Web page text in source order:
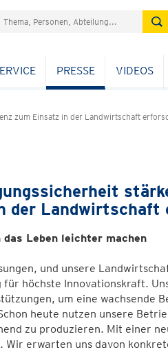
Suchefeld
PRESSE VIDEOS
zum Einsatz in der Landwirtschaft
der Landwirtschaft
Leben leichter machen
und unsere
höchste Innovationskraft.
um eine wachsende
heute nutzen unsere
zu produzieren. Mit einer
erwarten uns davon